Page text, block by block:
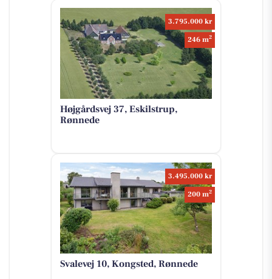
3.795.000 kr
246 m2
Højgårdsvej 37, Eskilstrup,
Rønnede
3.495.000 kr
200 m2
Svalevej 10, Kongsted, Rønnede